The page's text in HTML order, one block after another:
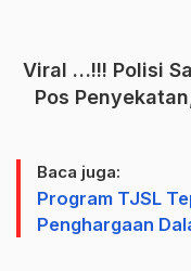
Viral …!!! Polisi
Pos
Baca juga:
Program TJSL
Penghargaan